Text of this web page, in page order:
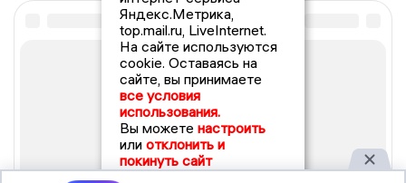
Яндекс.Метрика,
top.mail.ru, LiveInternet.
На сайте используются
cookie. Оставаясь на
сайте, вы принимаете
все условия
использования.
Вы можете настроить
или отклонить и
покинуть сайт